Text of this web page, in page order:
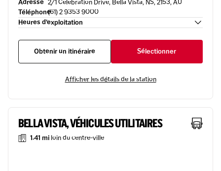
Adresse 2/1 Celebration Drive, Bella Vista, NS, 2153, AU
Téléphone(61) 2 9353 9000
Heures d’exploitation
Obtenir un itinéraire Sélectionner
Afficher les détails de la station
BELLA VISTA, VÉHICULES UTILITAIRES
1.41 mi loin du centre-ville